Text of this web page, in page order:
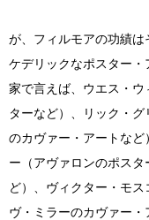
が、フィルモアの功績
ケデリックなポスター
家で言えば、ウエス・
ターなど）、リック・
のカヴァー・アートなど
ー（アヴァロンのポス
ど）、ヴィクター・モ
ヴ・ミラーのカヴァー